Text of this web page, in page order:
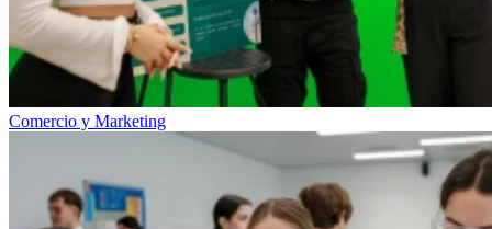
Comercio y Marketing